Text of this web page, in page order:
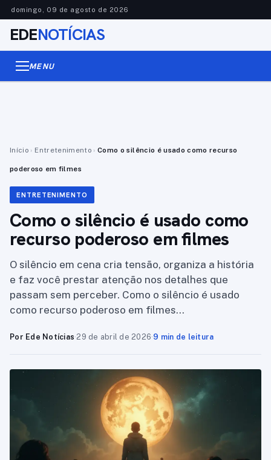
domingo, 09 de agosto de 2026
EDENOTÍCIAS
MENU
Início › Entretenimento › Como o silêncio é usado como recurso
poderoso em filmes
ENTRETENIMENTO
Como o silêncio é usado como
recurso poderoso em filmes
O silêncio em cena cria tensão, organiza a história
e faz você prestar atenção nos detalhes que
passam sem perceber. Como o silêncio é usado
como recurso poderoso em filmes…
Por Ede Notícias·29 de abril de 2026·9 min de leitura